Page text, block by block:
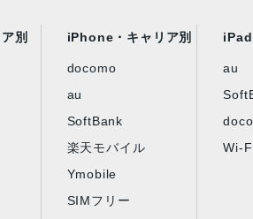
別 iPhone・キャリア別
docomo
au
SoftBank
楽天モバイル
Ymobile
SIMフリー
iPad
au
Wi-